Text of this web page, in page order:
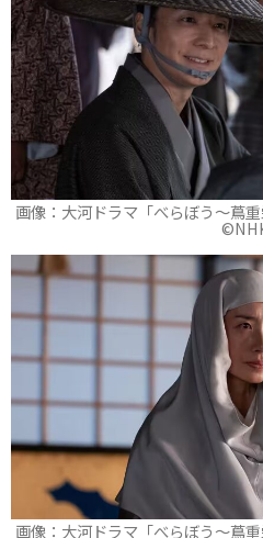
画像：大河ドラマ「べらぼう～蔦
画像：大河ドラマ「べらぼう～蔦